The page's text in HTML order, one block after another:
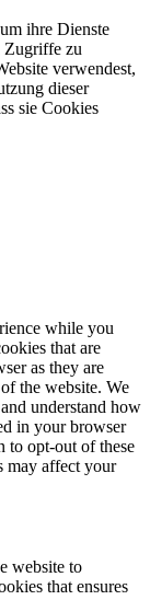
ihre Dienste
Zugriffe zu
verwendest,
dieser
sie Cookies
while you
that are
as they are
the website. We
understand how
in your browser
to opt-out of these
may affect your
website to
that ensures